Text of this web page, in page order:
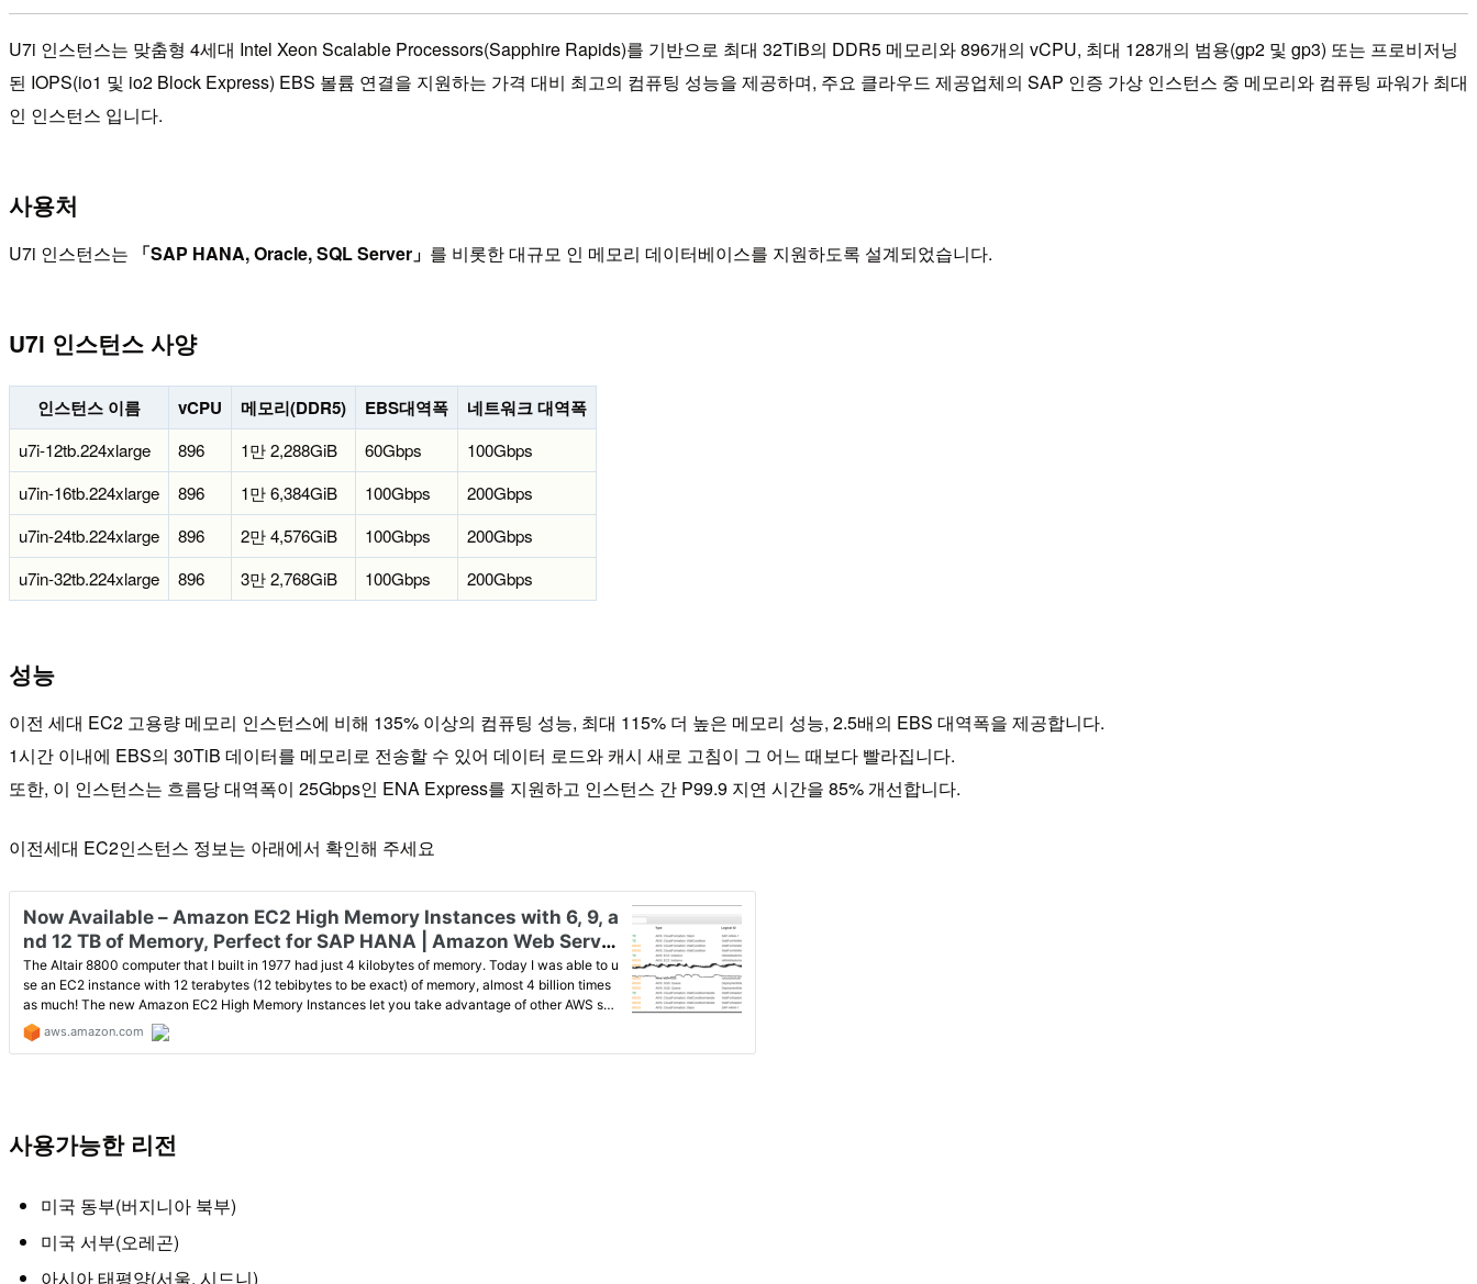
U7i 인스턴스는 맞춤형 4세대 Intel Xeon Scalable Processors(Sapphire Rapids)를 기반으로 최대 32TiB의 DDR5 메모리와 896개의 vCPU, 최대 128개의 범용(gp2 및 gp3) 또는 프로비저닝
된 IOPS(io1 및 io2 Block Express) EBS 볼륨 연결을 지원하는 가격 대비 최고의 컴퓨팅 성능을 제공하며, 주요 클라우드 제공업체의 SAP 인증 가상 인스턴스 중 메모리와 컴퓨팅 파워가 최대
인 인스턴스 입니다.
사용처
U7i 인스턴스는 「SAP HANA, Oracle, SQL Server」 를 비롯한 대규모 인 메모리 데이터베이스를 지원하도록 설계되었습니다.
U7i 인스턴스 사양
인스턴스 이름 vCPU 메모리(DDR5) EBS대역폭 네트워크 대역폭
u7i-12tb.224xlarge 896 1만 2,288GiB 60Gbps
100Gbps
u7in-16tb.224xlarge
896 1만 6,384GiB 100Gbps
200Gbps
u7in-24tb.224xlarge
896 2만 4,576GiB 100Gbps
200Gbps
u7in-32tb.224xlarge
896 3만 2,768GiB 100Gbps 200Gbps
성능
이전 세대 EC2 고용량 메모리 인스턴스에 비해 135% 이상의 컴퓨팅 성능, 최대 115% 더 높은 메모리 성능, 2.5배의 EBS 대역폭을 제공합니다.
1시간 이내에 EBS의 30TiB 데이터를 메모리로 전송할 수 있어 데이터 로드와 캐시 새로 고침이 그 어느 때보다 빨라집니다.
또한, 이 인스턴스는 흐름당 대역폭이 25Gbps인 ENA Express를 지원하고 인스턴스 간 P99.9 지연 시간을 85% 개선합니다.
이전세대 EC2인스턴스 정보는 아래에서 확인해 주세요
사용가능한 리전
미국 동부(버지니아 북부)
미국 서부(오레곤)
아시아 태평양(서울, 시드니)